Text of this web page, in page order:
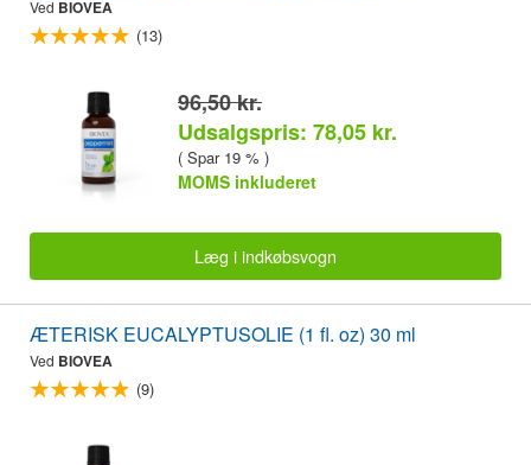
Ved BIOVEA
(13)
96,50 kr.
Udsalgspris: 78,05 kr.
( Spar 19 % )
MOMS inkluderet
Læg i indkøbsvogn
ÆTERISK EUCALYPTUSOLIE (1 fl. oz) 30 ml
Ved BIOVEA
(9)